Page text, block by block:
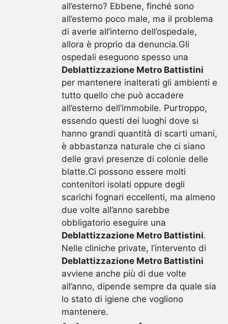
all’esterno? Ebbene, finché sono
all’esterno poco male, ma il problema
di averle all’interno dell’ospedale,
allora è proprio da denuncia.Gli
ospedali eseguono spesso una
Deblattizzazione Metro Battistini
per mantenere inalterati gli ambienti e
tutto quello che può accadere
all’esterno dell’immobile. Purtroppo,
essendo questi dei luoghi dove si
hanno grandi quantità di scarti umani,
è abbastanza naturale che ci siano
delle gravi presenze di colonie delle
blatte.Ci possono essere molti
contenitori isolati oppure degli
scarichi fognari eccellenti, ma almeno
due volte all’anno sarebbe
obbligatorio eseguire una
Deblattizzazione Metro Battistini.
Nelle cliniche private, l’intervento di
Deblattizzazione Metro Battistini
avviene anche più di due volte
all’anno, dipende sempre da quale sia
lo stato di igiene che vogliono
mantenere.